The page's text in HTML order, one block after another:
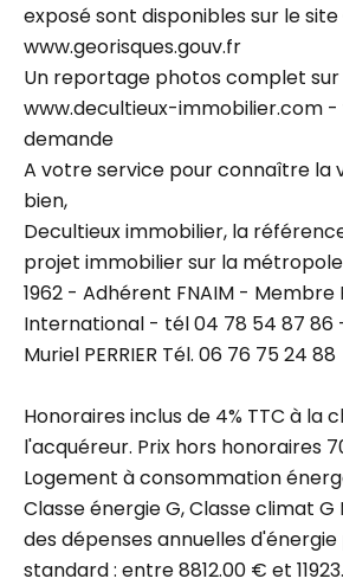
exposé sont disponibles sur le site
www.georisques.gouv.fr
Un reportage photos complet
www.decultieux-immobilier.com -
demande
A votre service pour connaître la
bien,
Decultieux immobilier, la
projet immobilier sur la
1962 - Adhérent FNAIM -
International - tél 04 78 54 87 86
Muriel PERRIER Tél. 06 76 75 24 88
Honoraires inclus de 4% TTC à la
l'acquéreur. Prix hors honoraires
Logement à consommation
Classe énergie G, Classe climat
des dépenses annuelles
standard : entre 8812.00 € et